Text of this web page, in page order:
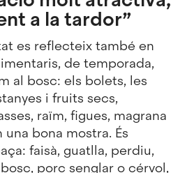
a la tardor”
es reflecteix també en
de temporada,
al bosc: els bolets, les
i fruits secs,
raïm, figues, magrana
bona mostra. És
faisà, guatlla, perdiu,
porc senglar o cérvol,